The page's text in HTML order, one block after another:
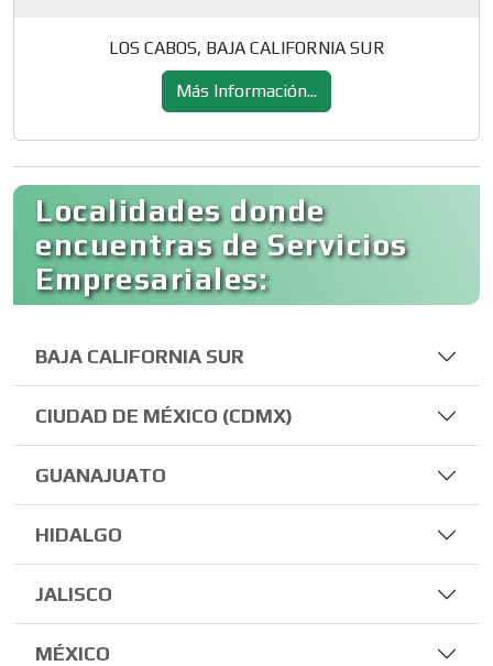
LOS CABOS, BAJA CALIFORNIA SUR
Más Información...
Localidades donde
encuentras de Servicios
Empresariales:
BAJA CALIFORNIA SUR
CIUDAD DE MÉXICO (CDMX)
GUANAJUATO
HIDALGO
JALISCO
MÉXICO